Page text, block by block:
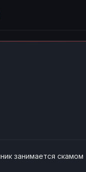
занимается скамом